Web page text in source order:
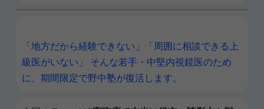
「地方だから経験できない」「周囲に相談できる上
級医がいない」 そんな若手・中堅内視鏡医のため
に、期間限定で野中塾が復活します。